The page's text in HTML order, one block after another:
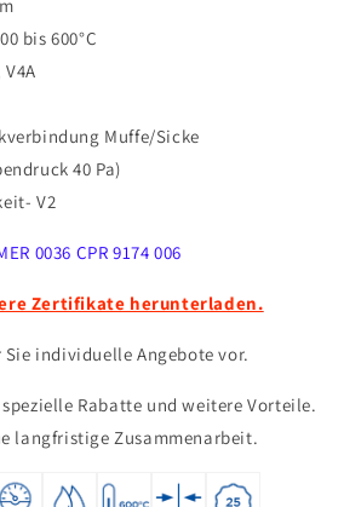
bis 600°C
Muffe/Sicke
40 Pa)
V2
0036 CPR 9174 006
Zertifikate herunterladen.
individuelle Angebote vor.
Rabatte und weitere Vorteile.
langfristige Zusammenarbeit.